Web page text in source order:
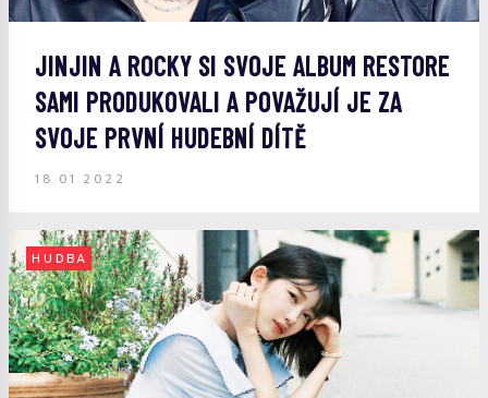
JINJIN A ROCKY SI SVOJE ALBUM RESTORE
SAMI PRODUKOVALI A POVAŽUJÍ JE ZA
SVOJE PRVNÍ HUDEBNÍ DÍTĚ
18.01.2022
HUDBA